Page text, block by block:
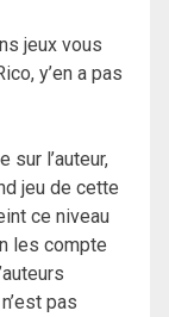
jeux vous
y’en a pas
sur l’auteur,
jeu de cette
ce niveau
les compte
pas